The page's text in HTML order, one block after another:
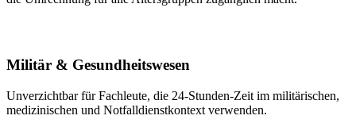
Militär & Gesundheitswesen
Unverzichtbar für Fachleute, die 24-Stunden-Zeit im militärischen,
medizinischen und Notfalldienstkontext verwenden.